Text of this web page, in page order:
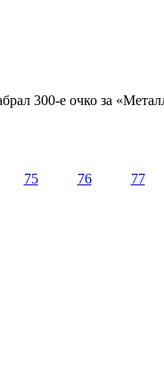
300-е очко за
75 76 77